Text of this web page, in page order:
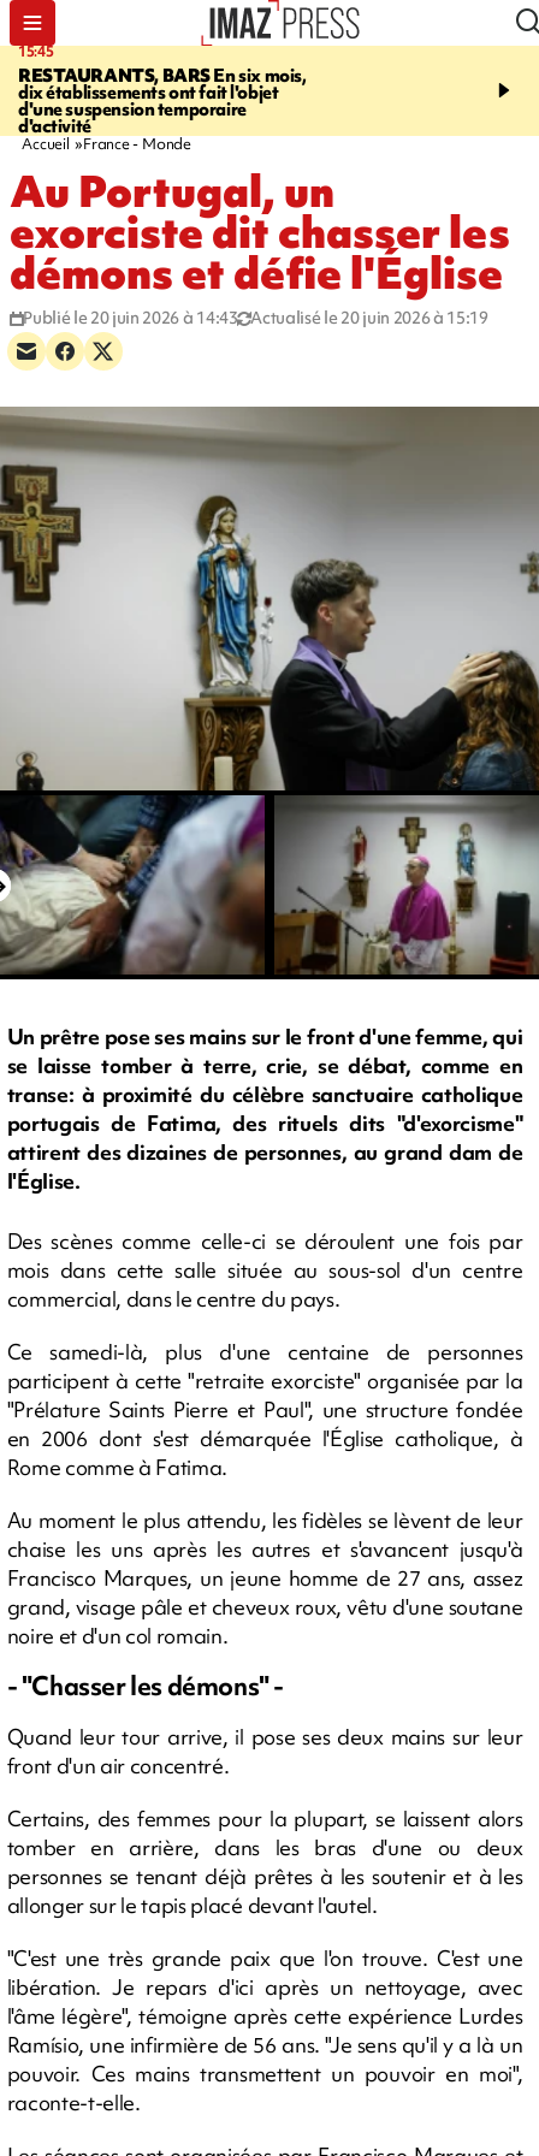
15:45
RESTAURANTS, BARSEn six mois,
dix établissements ont fait l'objet
d'une suspension temporaire
d'activité
17:17
Angeles, un homme vit
Accueil France - Monde
Au Portugal, un
exorciste dit chasser les
démons et défie l'Église
Publié le 20 juin 2026 à 14:43 Actualisé le 20 juin 2026 à 15:19
Un prêtre pose ses mains sur le front d'une femme, qui
se laisse tomber à terre, crie, se débat, comme en
transe: à proximité du célèbre sanctuaire catholique
portugais de Fatima, des rituels dits "d'exorcisme"
attirent des dizaines de personnes, au grand dam de
l'Église.
Des scènes comme celle-ci se déroulent une fois par
mois dans cette salle située au sous-sol d'un centre
commercial, dans le centre du pays.
Ce samedi-là, plus d'une centaine de personnes
participent à cette "retraite exorciste" organisée par la
"Prélature Saints Pierre et Paul", une structure fondée
en 2006 dont s'est démarquée l'Église catholique, à
Rome comme à Fatima.
Au moment le plus attendu, les fidèles se lèvent de leur
chaise les uns après les autres et s'avancent jusqu'à
Francisco Marques, un jeune homme de 27 ans, assez
grand, visage pâle et cheveux roux, vêtu d'une soutane
noire et d'un col romain.
- "Chasser les démons" -
Quand leur tour arrive, il pose ses deux mains sur leur
front d'un air concentré.
Certains, des femmes pour la plupart, se laissent alors
tomber en arrière, dans les bras d'une ou deux
personnes se tenant déjà prêtes à les soutenir et à les
allonger sur le tapis placé devant l'autel.
"C'est une très grande paix que l'on trouve. C'est une
libération. Je repars d'ici après un nettoyage, avec
l'âme légère", témoigne après cette expérience Lurdes
Ramísio, une infirmière de 56 ans. "Je sens qu'il y a là un
pouvoir. Ces mains transmettent un pouvoir en moi",
raconte-t-elle.